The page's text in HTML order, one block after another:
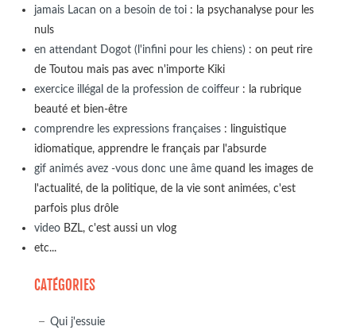
jamais Lacan on a besoin de toi: la psychanalyse pour les
nuls
en attendant Dogot (l'infini pour les chiens): on peut rire
de Toutou mais pas avec n'importe Kiki
exercice illégal de la profession de coiffeur: la rubrique
beauté et bien-être
comprendre les expressions françaises: linguistique
idiomatique, apprendre le français par l'absurde
gif animés avez -vous donc une âmequand les images de
l'actualité, de la politique, de la vie sont animées, c'est
parfois plus drôle
videoBZL, c'est aussi un vlog
etc...
CATÉGORIES
Qui j'essuie